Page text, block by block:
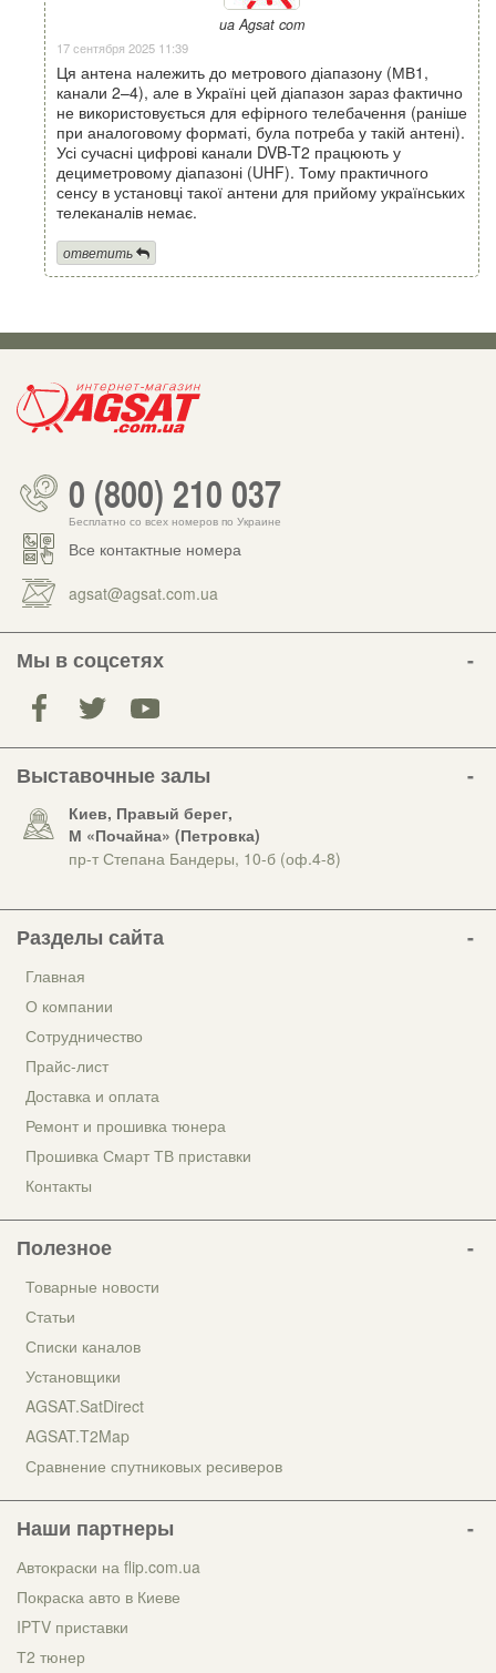
ua Agsat com
17 сентября 2025 11:39
Ця антена належить до метрового діапазону (МВ1,
канали 2–4), але в Україні цей діапазон зараз фактично
не використовується для ефірного телебачення (раніше
при аналоговому форматі, була потреба у такій антені).
Усі сучасні цифрові канали DVB-T2 працюють у
дециметровому діапазоні (UHF). Тому практичного
сенсу в установці такої антени для прийому українських
телеканалів немає.
ответить
0 (800) 210 037
Бесплатно со всех номеров по Украине
Все контактные номера
agsat@agsat.com.ua
Мы в соцсетях
Выставочные залы
Киев, Правый берег,
М «Почайна» (Петровка)
пр-т Степана Бандеры, 10-б (оф.4-8)
Разделы сайта
Главная
О компании
Сотрудничество
Прайс-лист
Доставка и оплата
Ремонт и прошивка тюнера
Прошивка Смарт ТВ приставки
Контакты
Полезное
Товарные новости
Статьи
Списки каналов
Установщики
AGSAT.SatDirect
AGSAT.T2Map
Сравнение спутниковых ресиверов
Наши партнеры
Автокраски на flip.com.ua
Покраска авто в Киеве
IPTV приставки
Т2 тюнер